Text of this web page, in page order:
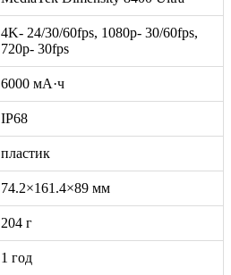
4K- 24/30/60fps, 1080p- 30/60fps,
720p- 30fps
6000 мА·ч
IP68
пластик
74.2×161.4×89 мм
204 г
1 год